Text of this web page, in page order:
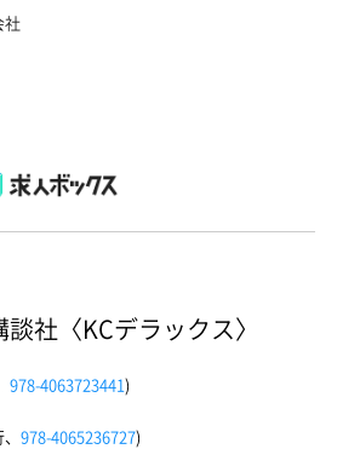
社
社〈KCデラックス〉
978-4063723441)
978-4065236727)